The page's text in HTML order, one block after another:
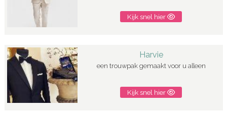
Kijk snel hier
Harvie
een trouwpak gemaakt voor u alleen
Kijk snel hier